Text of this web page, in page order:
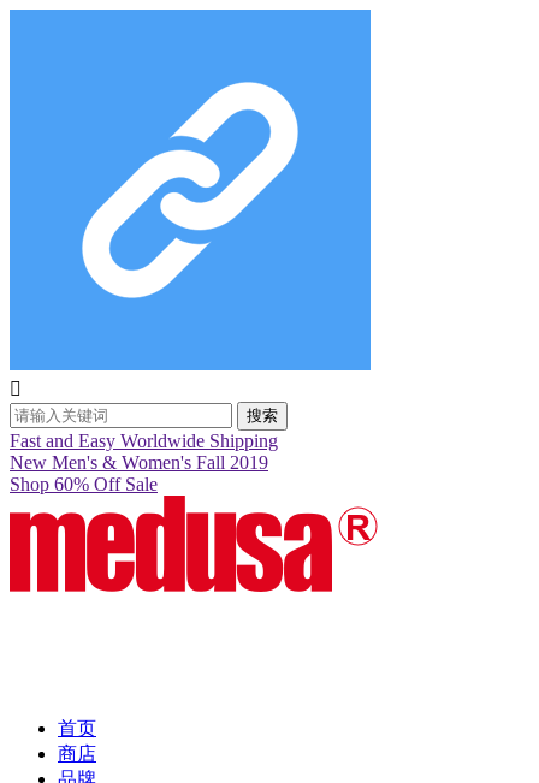

搜索
Fast and Easy Worldwide Shipping
New Men's & Women's Fall 2019
Shop 60% Off Sale
首页
商店
品牌